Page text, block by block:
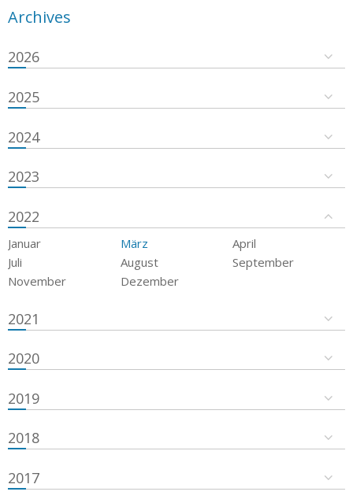
Archives
2026
2025
2024
2023
2022
Januar März
April
Juli
August
September
November
Dezember
2021
2020
2019
2018
2017